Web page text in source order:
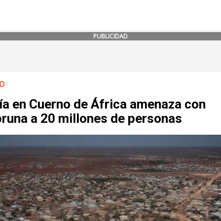
PUBLICIDAD
en Cuerno de África amenaza con
a 20 millones de personas